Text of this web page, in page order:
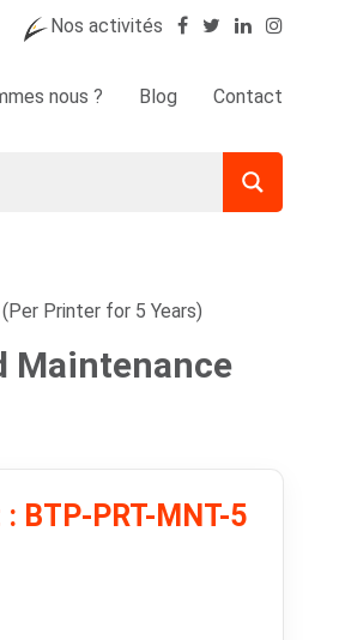
Nos activités
nous ? Blog Contact
Printer for 5 Years)
Maintenance
BTP-PRT-MNT-5